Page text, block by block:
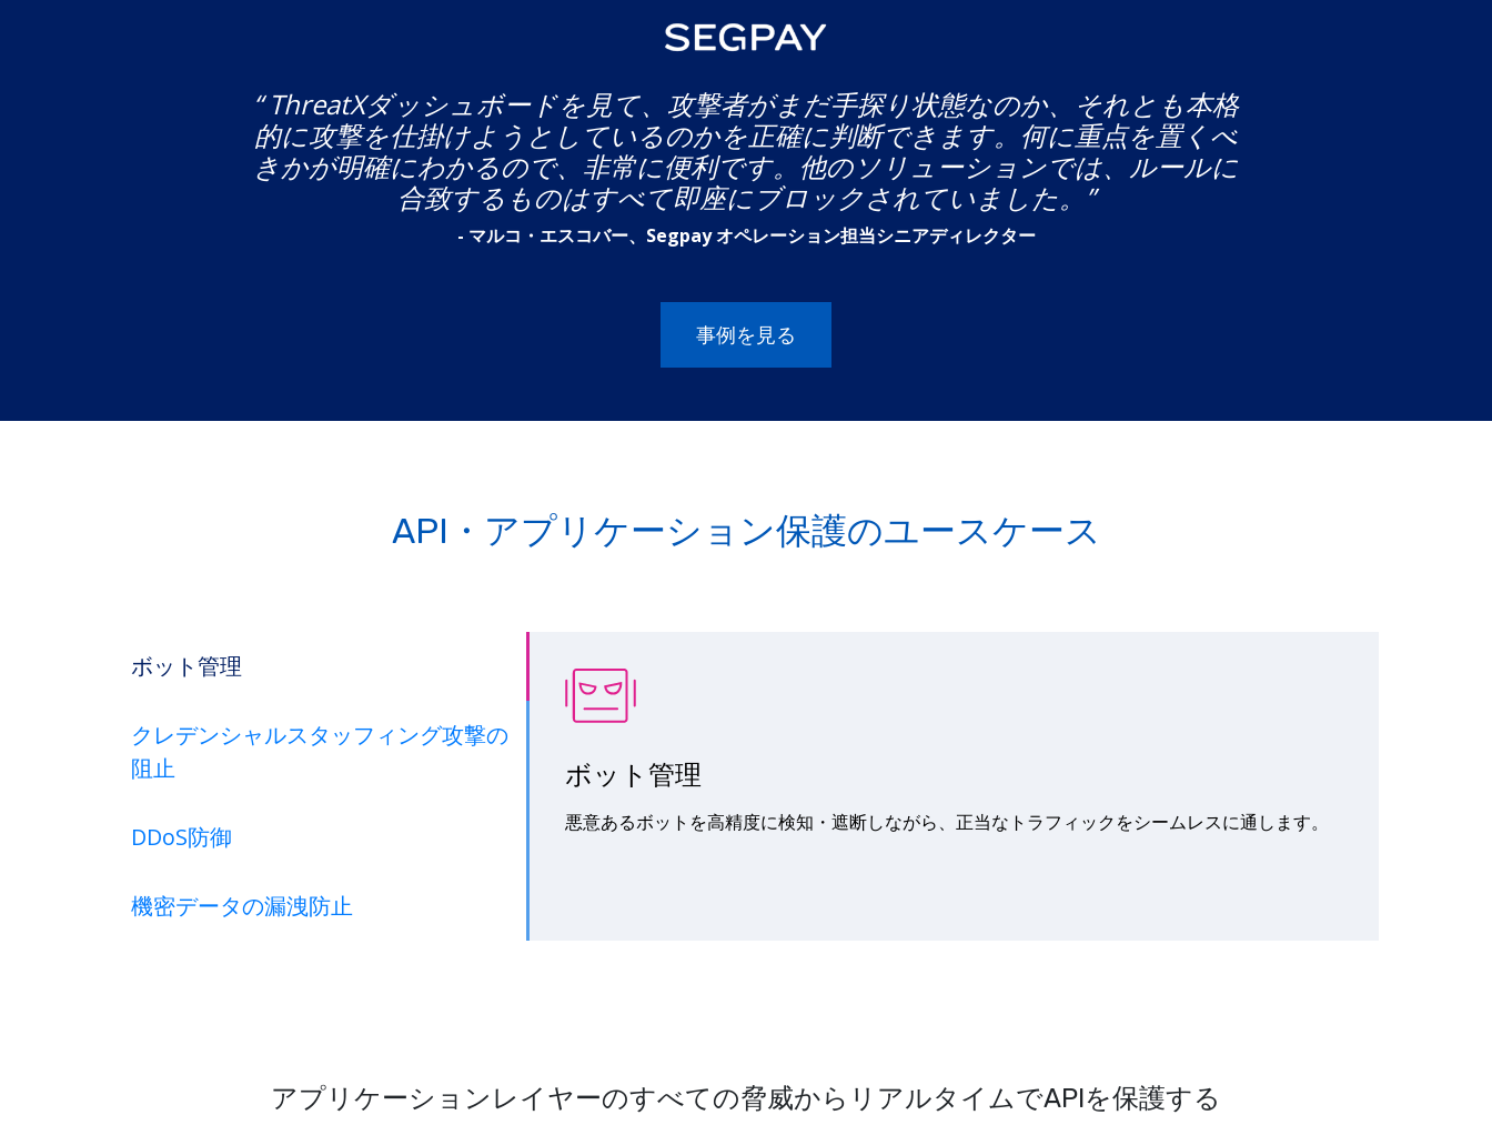
“ ThreatXダッシュボードを見て、攻撃者がまだ手探り状態なのか、それとも本格
的に攻撃を仕掛けようとしているのかを正確に判断できます。何に重点を置くべ
きかが明確にわかるので、非常に便利です。他のソリューションでは、ルールに
合致するものはすべて即座にブロックされていました。”
- マルコ・エスコバー、Segpay オペレーション担当シニアディレクター
事例を見る
API・アプリケーション保護のユースケース
ボット管理
クレデンシャルスタッフィング攻撃の
阻止
DDoS防御
機密データの漏洩防止
ボット管理
悪意あるボットを高精度に検知・遮断しながら、正当なトラフィックをシームレスに通します。
アプリケーションレイヤーのすべての脅威からリアルタイムでAPIを保護する